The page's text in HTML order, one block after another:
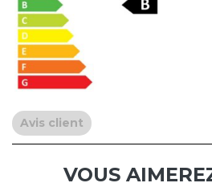
Avis client
VOUS